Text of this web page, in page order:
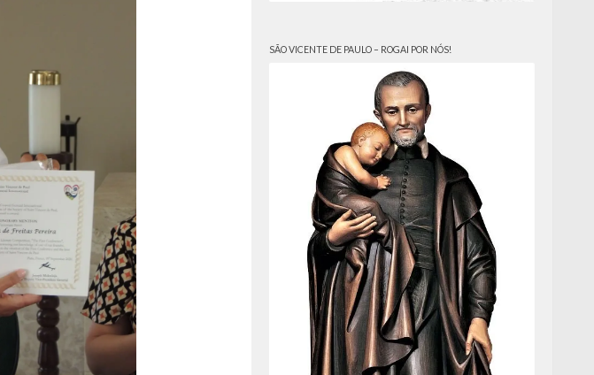
SÃO VICENTE DE PAULO – ROGAI POR NÓS!